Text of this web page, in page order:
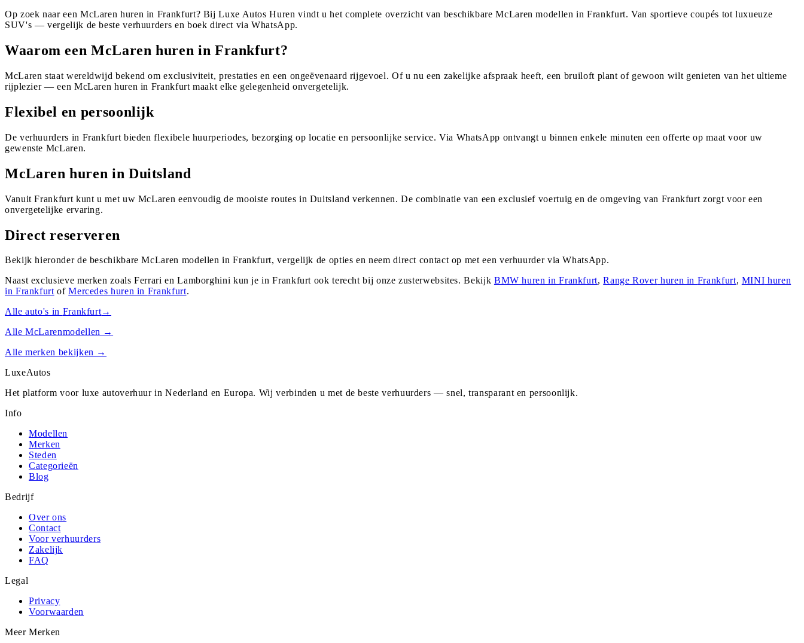
Op zoek naar een McLaren huren in Frankfurt? Bij Luxe Autos Huren vindt u het complete overzicht van beschikbare McLaren modellen in Frankfurt. Van sportieve coupés tot luxueuze
SUV's — vergelijk de beste verhuurders en boek direct via WhatsApp.
Waarom een McLaren huren in Frankfurt?
McLaren staat wereldwijd bekend om exclusiviteit, prestaties en een ongeëvenaard rijgevoel. Of u nu een zakelijke afspraak heeft, een bruiloft plant of gewoon wilt genieten van het ultieme
rijplezier — een McLaren huren in Frankfurt maakt elke gelegenheid onvergetelijk.
Flexibel en persoonlijk
De verhuurders in Frankfurt bieden flexibele huurperiodes, bezorging op locatie en persoonlijke service. Via WhatsApp ontvangt u binnen enkele minuten een offerte op maat voor uw
gewenste McLaren.
McLaren huren in Duitsland
Vanuit Frankfurt kunt u met uw McLaren eenvoudig de mooiste routes in Duitsland verkennen. De combinatie van een exclusief voertuig en de omgeving van Frankfurt zorgt voor een
onvergetelijke ervaring.
Direct reserveren
Bekijk hieronder de beschikbare McLaren modellen in Frankfurt, vergelijk de opties en neem direct contact op met een verhuurder via WhatsApp.
Naast exclusieve merken zoals Ferrari en Lamborghini kun je in Frankfurt ook terecht bij onze zusterwebsites. Bekijk BMW huren inFrankfurt,Range Roverhuren in Frankfurt, MINI huren
in FrankfurtofMercedes huren in Frankfurt.
Alle auto's in Frankfurt→
AlleMcLarenmodellen →
Alle merken bekijken →
LuxeAutos
Het platform voor luxe autoverhuur in Nederland en Europa. Wij verbinden u met de beste verhuurders — snel, transparant en persoonlijk.
Info
Modellen
Merken
Steden
Categorieën
Blog
Bedrijf
Over ons
Contact
Voor verhuurders
Zakelijk
FAQ
Legal
Privacy
Voorwaarden
Meer Merken